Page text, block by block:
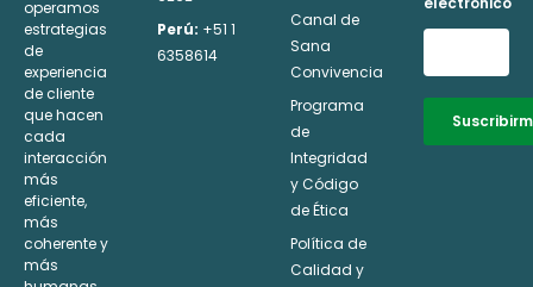
operamos
estrategias
de
experiencia
de cliente
que hacen
cada
interacción
más
eficiente,
más
coherente y
más
Perú: +51 1
6358614
Canal de
Sana
Convivencia
Programa
de
Integridad
y Código
de Ética
Política de
Calidad y